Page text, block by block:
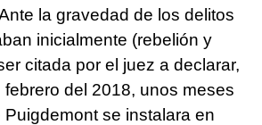
la gravedad de los delitos
inicialmente (rebelión y
citada por el juez a declarar,
del 2018, unos meses
se instalara en